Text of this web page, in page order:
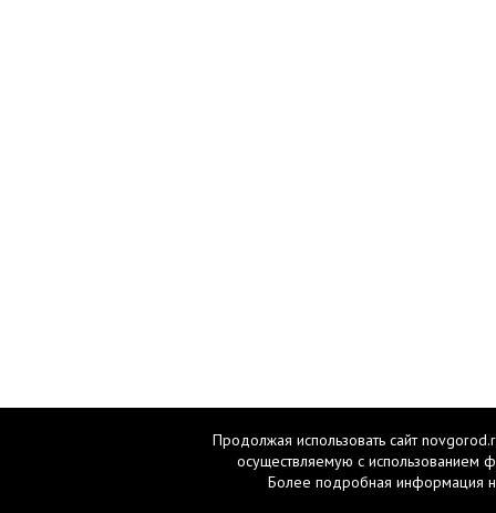
Продолжая использовать сайт
осуществляемую с использованием
Более подробная информация